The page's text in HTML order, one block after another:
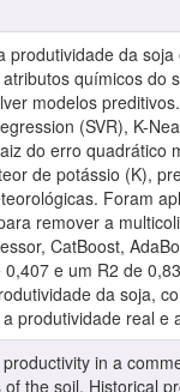
da
químicos do
modelos
(SVR), K-
do erro quadrático
de potássio (K),
Foram
remover a
CatBoost,
e um R2 de
da soja,
produtividade real e
in a
the soil. Historical